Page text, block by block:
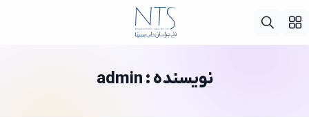
نویسنده : admin